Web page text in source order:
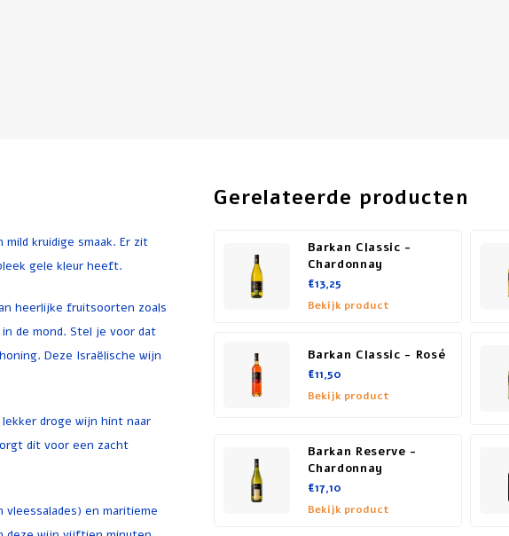
kruidige smaak. Er zit
gele kleur heeft.
heerlijke fruitsoorten zoals
de mond. Stel je voor dat
Deze Israëlische wijn
droge wijn hint naar
dit voor een zacht
en maritieme
Gerelateerde producten
Barkan Classic -
Chardonnay
€13,25
Bekijk product
Barkan Classic - Rosé
€11,50
Bekijk product
Barkan Reserve -
Chardonnay
€17,10
Bekijk product